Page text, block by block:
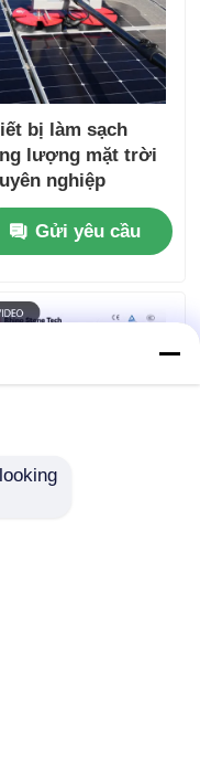
bị làm sạch
lượng mặt trời
nghiệp
Panel
Làm sạch bàn
xoay
Gửi yêu cầu